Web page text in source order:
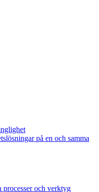
på en och samma
och verktyg